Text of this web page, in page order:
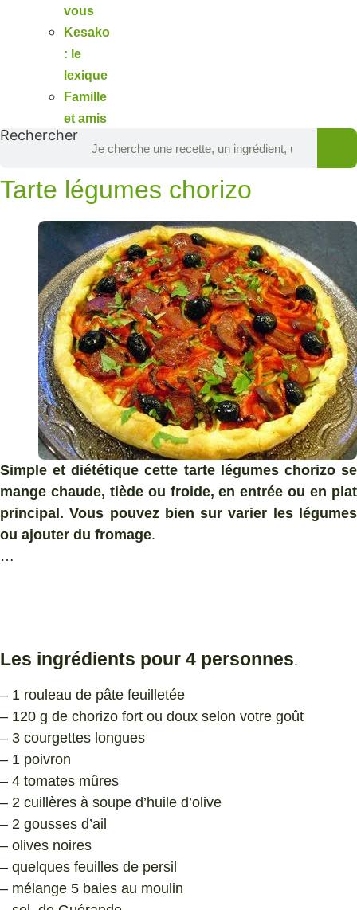
vous
Kesako
: le
lexique
Famille
et amis
Rechercher
Tarte légumes chorizo
Simple et diététique cette tarte légumes chorizo se
mange chaude, tiède ou froide, en entrée ou en plat
principal. Vous pouvez bien sur varier les légumes
ou ajouter du fromage.
…
Les ingrédients pour 4 personnes.
– 1 rouleau de pâte feuilletée
– 120 g de chorizo fort ou doux selon votre goût
– 3 courgettes longues
– 1 poivron
– 4 tomates mûres
– 2 cuillères à soupe d’huile d’olive
– 2 gousses d’ail
– olives noires
– quelques feuilles de persil
– mélange 5 baies au moulin